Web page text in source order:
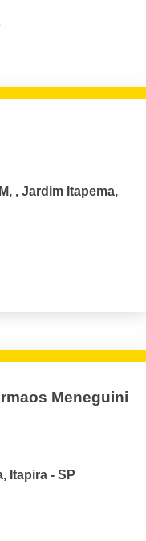
, Jardim Itapema,
Meneguini
Itapira - SP